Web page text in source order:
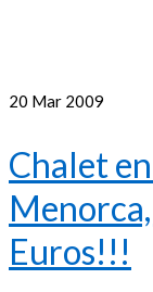
20 Mar 2009
Chalet
Euros!!!